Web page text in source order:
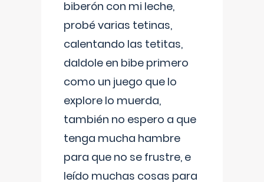
biberón con mi leche,
probé varias tetinas,
calentando las tetitas,
daldole en bibe primero
como un juego que lo
explore lo muerda,
también no espero a que
tenga mucha hambre
para que no se frustre, e
leído muchas cosas para